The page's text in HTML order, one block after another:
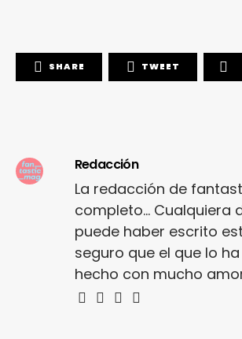
SHARE TWEET
Redacción
La redacción de
completo... Cualquiera
puede haber escrito
seguro que el que lo
hecho con mucho